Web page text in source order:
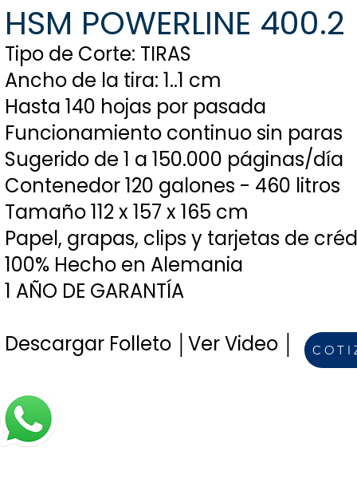
HSM POWERLINE
Tipo de Corte: TIRAS
Ancho de la tira: 1..1 cm
Hasta 140 hojas por pasada
Funcionamiento continuo sin paras
Sugerido de 1 a 150.000 páginas/día
Contenedor 120 galones - 460 litros
Tamaño 112 x 157 x 165 cm
Papel, grapas, clips y tarjetas de
100% Hecho en Alemania
1 AÑO DE GARANTÍA
Descargar Folleto │ Ver Video │